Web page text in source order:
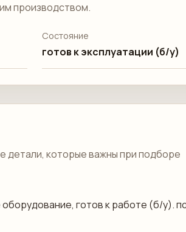
производством.
Состояние
готов к эксплуатации (б/у)
детали, которые важны при подборе
готов к работе (б/у).